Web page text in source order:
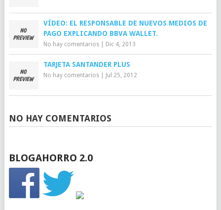
VÍDEO: EL RESPONSABLE DE NUEVOS MEDIOS DE
PAGO EXPLICANDO BBVA WALLET.
No hay comentarios| Dic 4, 2013
TARJETA SANTANDER PLUS
No hay comentarios| Jul 25, 2012
NO HAY COMENTARIOS
BLOGAHORRO 2.0